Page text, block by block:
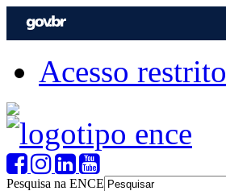
Acesso restrito
Pesquisa na ENCE